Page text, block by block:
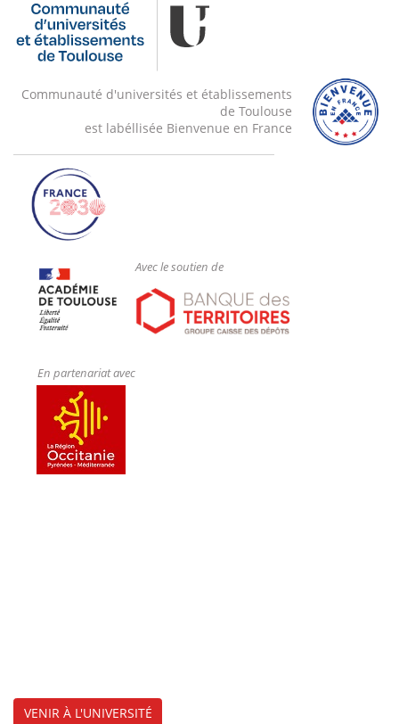
Communauté d'universités et établissements
de Toulouse
est labéllisée Bienvenue en France
Avec le soutien de
En partenariat avec
VENIR À L'UNIVERSITÉ